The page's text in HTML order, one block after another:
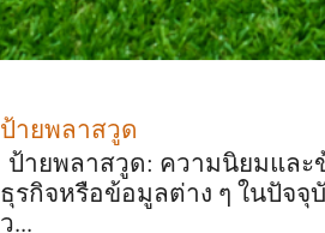
ป้ายพลาสวูด
ป้ายพลาสวูด: ความนิยมและ
ธุรกิจหรือข้อมูลต่าง ๆ ในปัจ
ว...